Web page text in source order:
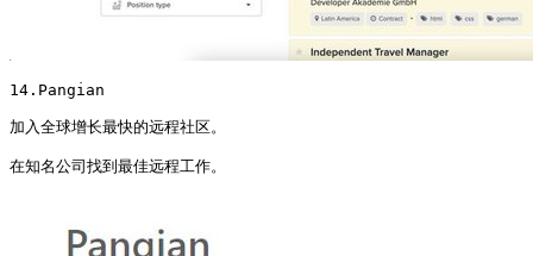
14.Pangian
加入全球增长最快的远程社区。
在知名公司找到最佳远程工作。